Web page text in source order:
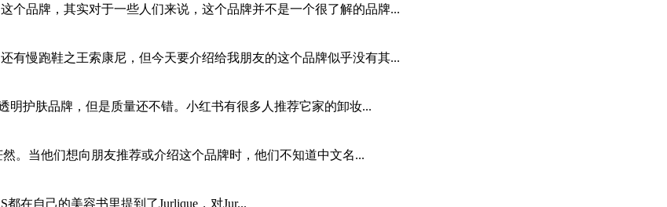
个品牌，其实对于一些人们来说，这个品牌并不是一个很了解的品牌...
有慢跑鞋之王索康尼，但今天要介绍给我朋友的这个品牌似乎没有其...
护肤品牌，但是质量还不错。小红书有很多人推荐它家的卸妆...
。当他们想向朋友推荐或介绍这个品牌时，他们不知道中文名...
在自己的美容书里提到了Jurlique，对Jur...